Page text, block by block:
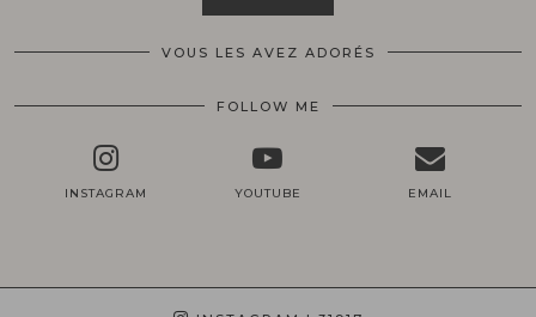
VOUS LES AVEZ ADORÉS
FOLLOW ME
INSTAGRAM YOUTUBE EMAIL